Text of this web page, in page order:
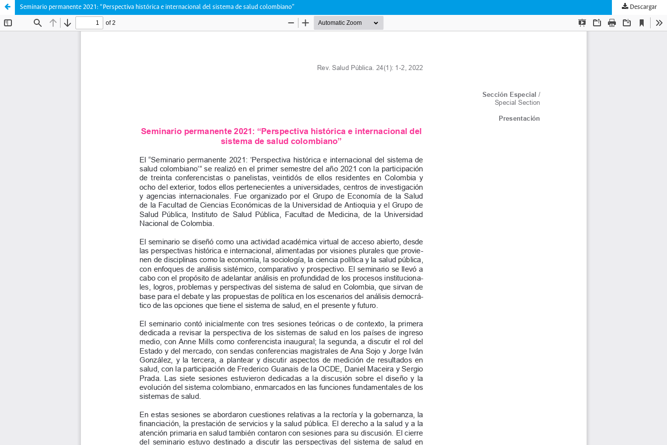
Seminario permanente 2021: “Perspectiva histórica e internacional del sistema de salud colombiano” Descargar